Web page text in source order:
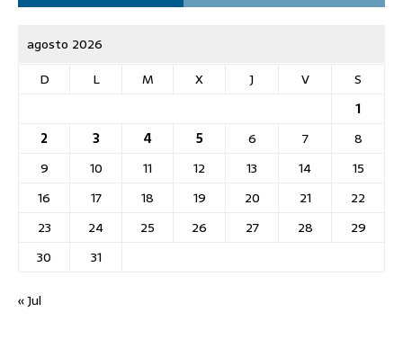
agosto 2026
D
L M X J V
S
1
2
3 4 5 6 7
8
9
10 11 12 13 14
15
16
17 18 19 20 21
22
23
24 25 26 27 28
29
30
31
« Jul